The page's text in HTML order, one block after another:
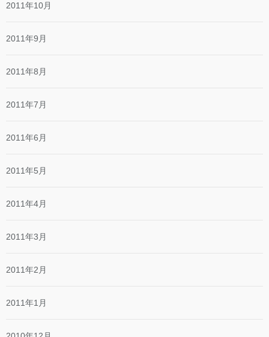
2011年10月
2011年9月
2011年8月
2011年7月
2011年6月
2011年5月
2011年4月
2011年3月
2011年2月
2011年1月